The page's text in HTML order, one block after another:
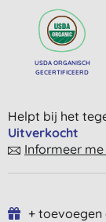
USDA ORGANISCH
GECERTIFICEERD
Helpt bij het
Uitverkocht
Informeer
+